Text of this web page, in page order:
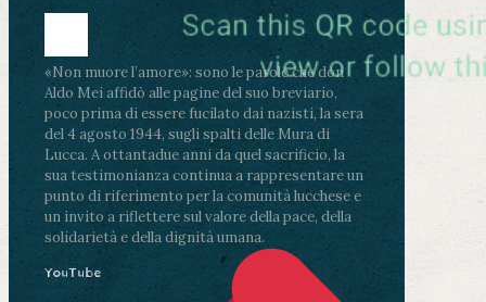
«Non muore l’amore»: sono le parole che don
Aldo Mei affidò alle pagine del suo breviario,
poco prima di essere fucilato dai nazisti, la sera
del 4 agosto 1944, sugli spalti delle Mura di
Lucca. A ottantadue anni da quel sacrificio, la
sua testimonianza continua a rappresentare un
punto di riferimento per la comunità lucchese e
un invito a riflettere sul valore della pace, della
solidarietà e della dignità umana.
YouTube